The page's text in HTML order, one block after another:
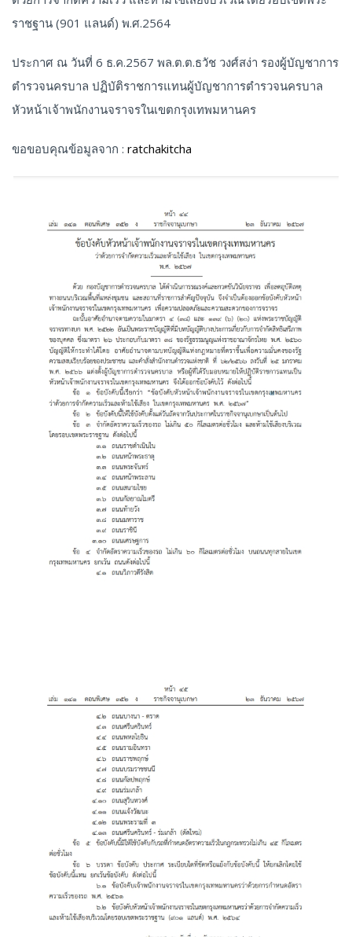
ราชฐาน (901 แลนด์) พ.ศ.2564
ประกาศ ณ วันที่ 6 ธ.ค.2567 พล.ต.ต.ธวัช วงศ์สง่า รองผู้บัญชาการ
ตำรวจนครบาล ปฏิบัติราชการแทนผู้บัญชาการตำรวจนครบาล
หัวหน้าเจ้าพนักงานจราจรในเขตกรุงเทพมหานคร
ขอขอบคุณข้อมูลจาก : ratchakitcha